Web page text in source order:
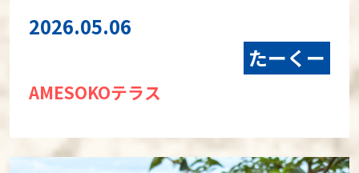
2026.05.06
たーくー
AMESOKOテラス